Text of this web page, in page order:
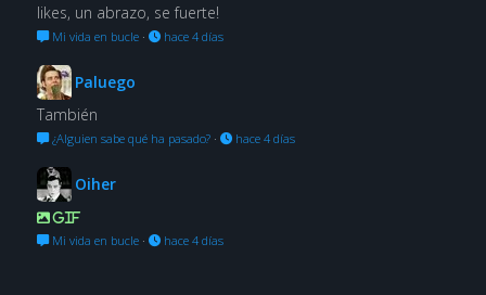
likes, un abrazo, se fuerte!
Mi vida en bucle· hace 4 días
Paluego
También
¿Alguien sabe qué ha pasado?· hace 4 días
Oiher
GIF
Mi vida en bucle· hace 4 días